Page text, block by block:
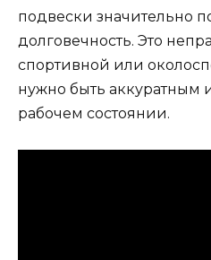
подвески значительно
долговечность. Это
спортивной или
нужно быть аккуратным
рабочем состоянии.